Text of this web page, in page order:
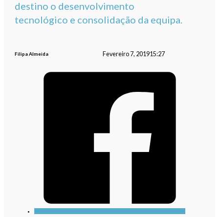
destino o desenvolvimento
tecnológico e consolidação da equipa.
Filipa Almeida Fevereiro 7, 201915:27